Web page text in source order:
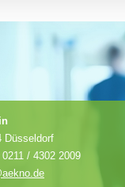
Düsseldorf
0211 / 4302 2009